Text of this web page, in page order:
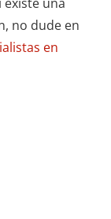
una
no dude en
en